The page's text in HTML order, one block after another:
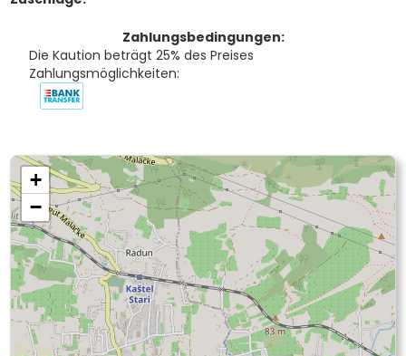
Zahlungsbedingungen:
Die Kaution beträgt 25% des Preises
Zahlungsmöglichkeiten:
+
−